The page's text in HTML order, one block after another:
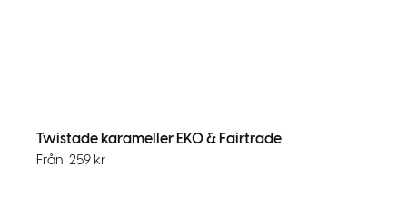
Twistade karameller EKO & Fairtrade
Från 259 kr